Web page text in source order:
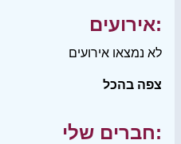
אירועים:
לא נמצאו אירועים
צפה בהכל
חברים שלי: